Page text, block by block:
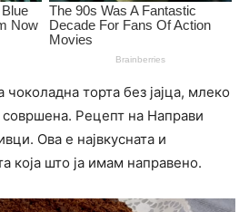
торта без јајца, млеко
Рецепт на Направи
Ова е највкусната и
која што ја имам направено.